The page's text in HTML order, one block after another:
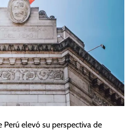
Perú elevó su perspectiva de